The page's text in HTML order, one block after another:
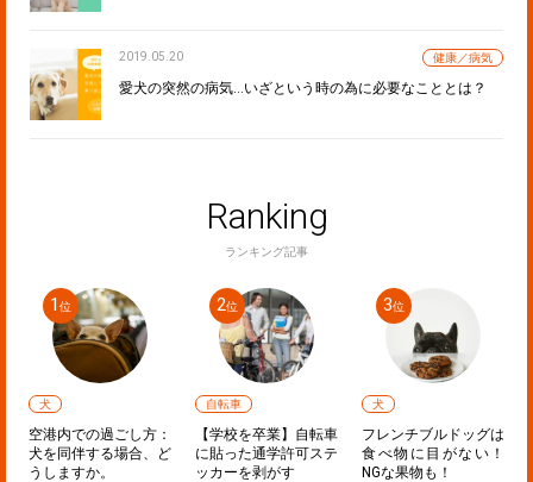
2019.05.20 健康／病気
愛犬の突然の病気…いざという時の為に必要なこととは？
Ranking
ランキング記事
犬
空港内での過ごし方：
犬を同伴する場合、ど
うしますか。
自転車
【学校を卒業】自転車
に貼った通学許可ステ
ッカーを剥がす
犬
フレンチブルドッグは
食べ物に目がない！
NGな果物も！